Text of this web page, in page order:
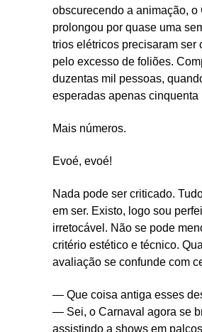
obscurecendo a animação, o
prolongou por quase uma
trios elétricos precisaram ser
pelo excesso de foliões.
duzentas mil pessoas,
esperadas apenas cinquenta
Mais números.
Evoé, evoé!
Nada pode ser criticado.
em ser. Existo, logo sou
irretocável. Não se pode
critério estético e técnico.
avaliação se confunde com
— Que coisa antiga esses
— Sei, o Carnaval agora se
assistindo a shows em